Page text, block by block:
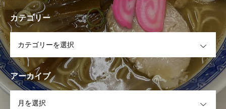
カテゴリー
アーカイブ